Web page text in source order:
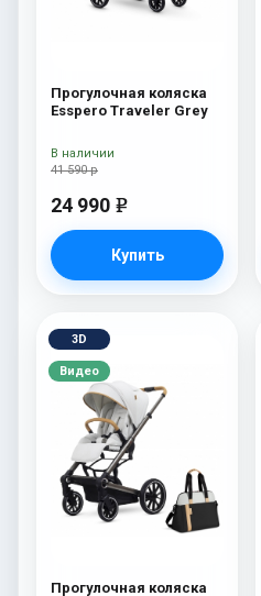
Прогулочная коляска
Esspero Traveler Grey
41 590 р
24 990 e
Купить
В наличии
3D
Видео
Прогулочная коляска